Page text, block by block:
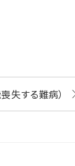
失する難病）